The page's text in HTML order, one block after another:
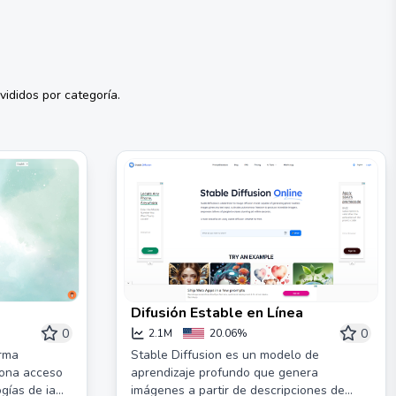
por categoría.
0
acceso
de ia
Difusión Estable en Línea
2.1M 20.06%
0
Stable Diffusion es un modelo de
aprendizaje profundo que genera
imágenes a partir de descripciones de